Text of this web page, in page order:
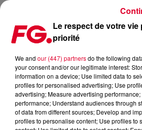
HANTEN, LA BELLE COLLABORATION
Publié : 2 janvier 2024 à 18h18 par
Le respect de votre vie
priorité
We and our (447) partnersdo the following
your consent and/or our legitimate interest:
information on a device; Use limited data to
profiles for personalised advertising; Use
advertising; Measure advertising
performance; Understand audiences through
of data from different sources; Develop and
profiles to personalise content; Use profiles to